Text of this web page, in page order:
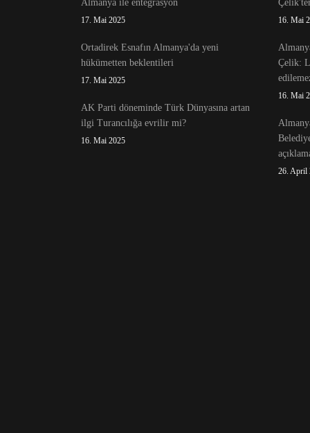
Almanya ile entegrasyon
17. Mai 2025
Ortadirek Esnafın Almanya'da yeni
hükümetten beklentileri
17. Mai 2025
AK Parti döneminde Türk Dünyasına artan
ilgi Turancılığa evrilir mi?
16. Mai 2025
16. Mai
Çelik:
16. Mai
26. April